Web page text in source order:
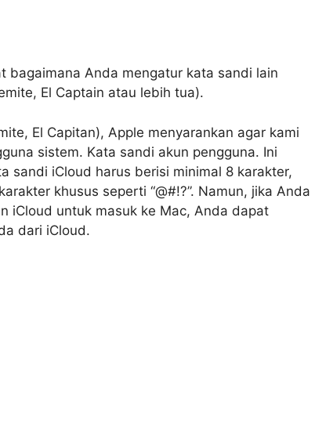
bagaimana Anda mengatur kata sandi lain
El Captain atau lebih tua).
El Capitan), Apple menyarankan agar kami
sistem. Kata sandi akun pengguna. Ini
sandi iCloud harus berisi minimal 8 karakter,
khusus seperti “@#!?”. Namun, jika Anda
iCloud untuk masuk ke Mac, Anda dapat
dari iCloud.